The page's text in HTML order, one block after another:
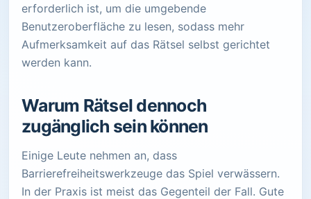
erforderlich ist, um die umgebende
Benutzeroberfläche zu lesen, sodass mehr
Aufmerksamkeit auf das Rätsel selbst gerichtet
werden kann.
Warum Rätsel dennoch
zugänglich sein können
Einige Leute nehmen an, dass
Barrierefreiheitswerkzeuge das Spiel verwässern.
In der Praxis ist meist das Gegenteil der Fall. Gute